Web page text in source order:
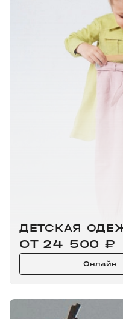
ДЕТСКАЯ
ОТ 24 500 ₽
Онлайн